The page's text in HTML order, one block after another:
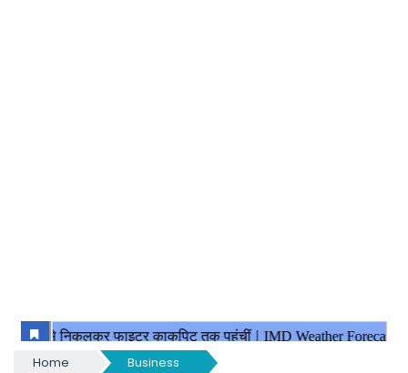
Home Business